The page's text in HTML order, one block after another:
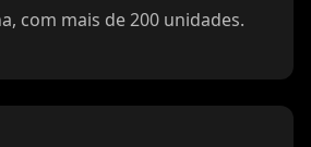
com mais de 200 unidades.